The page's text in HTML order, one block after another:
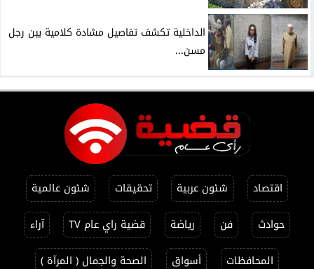
الداخلية تكشف تفاصيل مشادة كلامية بين رجل
مسن...
اقتصاد شئون عربية تحقيقات
شئون عالمية
حوادث
فن رياضة قضية راي عام TV
آراء
المحافظات
أسواق الصحة والجمال ( المرآة )